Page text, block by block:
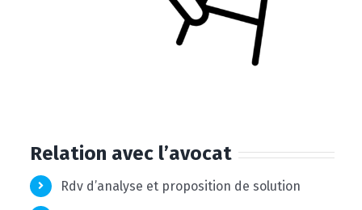
Relation avec l’avocat
Rdv d’analyse et proposition de solution